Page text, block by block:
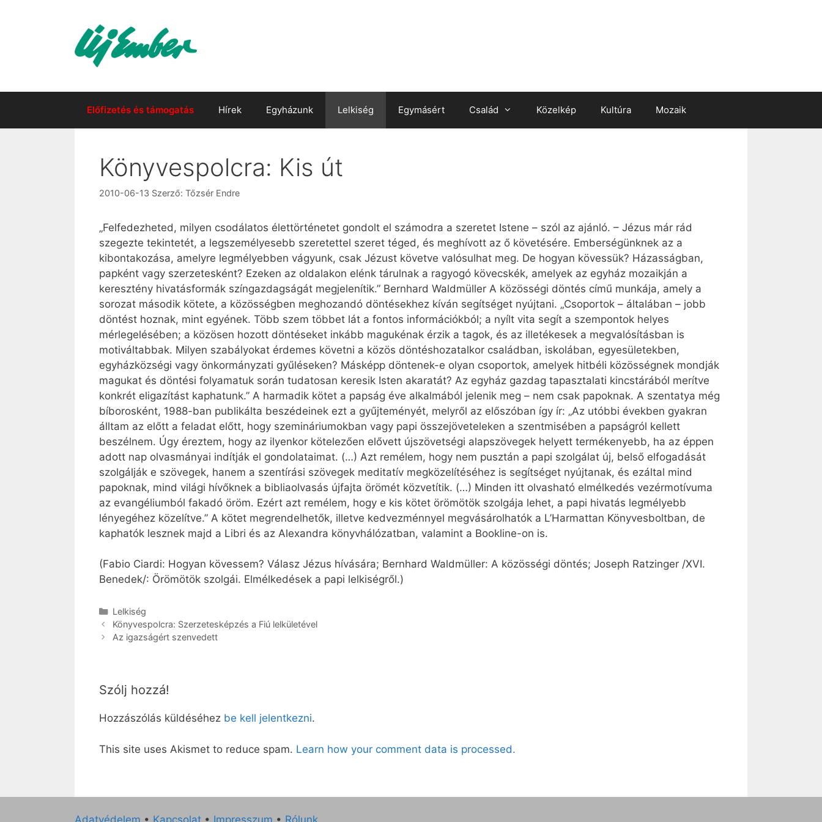
Előfizetés és támogatás Hírek Egyházunk Lelkiség Egymásért Család Közelkép Kultúra Mozaik
Könyvespolcra: Kis út
2010-06-13 Szerző: Tőzsér Endre
„Felfedezheted, milyen csodálatos élettörténetet gondolt el számodra a szeretet Istene – szól az ajánló. – Jézus már rád
szegezte tekintetét, a legszemélyesebb szeretettel szeret téged, és meghívott az ő követésére. Emberségünknek az a
kibontakozása, amelyre legmélyebben vágyunk, csak Jézust követve valósulhat meg. De hogyan kövessük? Házasságban,
papként vagy szerzetesként? Ezeken az oldalakon elénk tárulnak a ragyogó kövecskék, amelyek az egyház mozaikján a
keresztény hivatásformák színgazdagságát megjelenítik.” Bernhard Waldmüller A közösségi döntés című munkája, amely a
sorozat második kötete, a közösségben meghozandó döntésekhez kíván segítséget nyújtani. „Csoportok – általában – jobb
döntést hoznak, mint egyének. Több szem többet lát a fontos információkból; a nyílt vita segít a szempontok helyes
mérlegelésében; a közösen hozott döntéseket inkább magukénak érzik a tagok, és az illetékesek a megvalósításban is
motiváltabbak. Milyen szabályokat érdemes követni a közös döntéshozatalkor családban, iskolában, egyesületekben,
egyházközségi vagy önkormányzati gyűléseken? Másképp döntenek-e olyan csoportok, amelyek hitbéli közösségnek mondják
magukat és döntési folyamatuk során tudatosan keresik Isten akaratát? Az egyház gazdag tapasztalati kincstárából merítve
konkrét eligazítást kaphatunk.” A harmadik kötet a papság éve alkalmából jelenik meg – nem csak papoknak. A szentatya még
bíborosként, 1988-ban publikálta beszédeinek ezt a gyűjteményét, melyről az előszóban így ír: „Az utóbbi években gyakran
álltam az előtt a feladat előtt, hogy szemináriumokban vagy papi összejöveteleken a szentmisében a papságról kellett
beszélnem. Úgy éreztem, hogy az ilyenkor kötelezően elővett újszövetségi alapszövegek helyett termékenyebb, ha az éppen
adott nap olvasmányai indítják el gondolataimat. (…) Azt remélem, hogy nem pusztán a papi szolgálat új, belső elfogadását
szolgálják e szövegek, hanem a szentírási szövegek meditatív megközelítéséhez is segítséget nyújtanak, és ezáltal mind
papoknak, mind világi hívőknek a bibliaolvasás újfajta örömét közvetítik. (…) Minden itt olvasható elmélkedés vezérmotívuma
az evangéliumból fakadó öröm. Ezért azt remélem, hogy e kis kötet örömötök szolgája lehet, a papi hivatás legmélyebb
lényegéhez közelítve.” A kötet megrendelhetők, illetve kedvezménnyel megvásárolhatók a L’Harmattan Könyvesboltban, de
kaphatók lesznek majd a Libri és az Alexandra könyvhálózatban, valamint a Bookline-on is.
(Fabio Ciardi: Hogyan kövessem? Válasz Jézus hívására; Bernhard Waldmüller: A közösségi döntés; Joseph Ratzinger /XVI.
Benedek/: Örömötök szolgái. Elmélkedések a papi lelkiségről.)
Kategória
Lelkiség
Könyvespolcra: Szerzetesképzés a Fiú lelkületével
Az igazságért szenvedett
Szólj hozzá!
Hozzászólás küldéséhez be kell jelentkezni.
This site uses Akismet to reduce spam. Learn how your comment data is processed.